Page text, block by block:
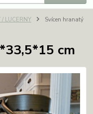
/ LUCERNY
Svícen hranatý
cm